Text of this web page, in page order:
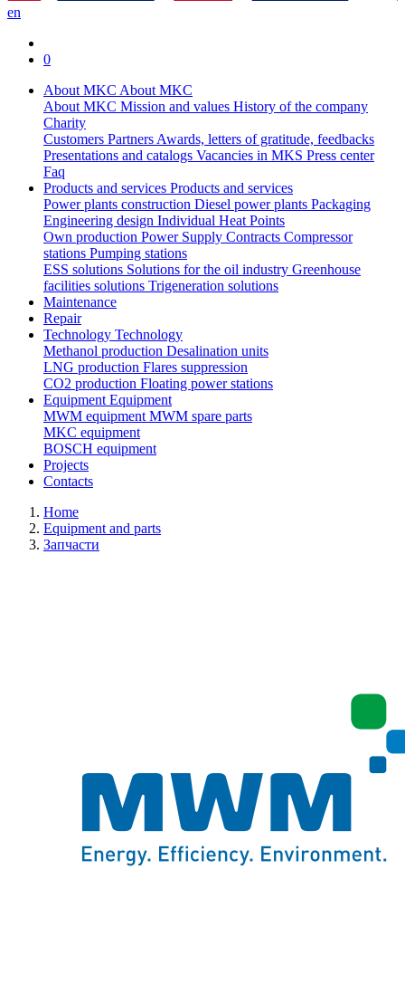
en
0
About MKC About MKC
About MKC Mission and values History of the company
Charity
Customers PartnersAwards, letters of gratitude, feedbacks
Presentations and catalogs Vacancies in MKS Press center
Faq
Products and services Products and services
Power plants construction Diesel power plants Packaging
Engineering design Individual Heat Points
Own production Power Supply Contracts Compressor
stations Pumping stations
ESS solutions Solutions for the oil industry Greenhouse
facilities solutions Trigeneration solutions
Maintenance
Repair
Technology Technology
Methanol production Desalination units
LNG production Flares suppression
СО2 production Floating power stations
EquipmentEquipment
MWM equipmentMWM spare parts
MKC equipment
BOSCH equipment
Projects
Contacts
Home
Equipment and parts
Запчасти